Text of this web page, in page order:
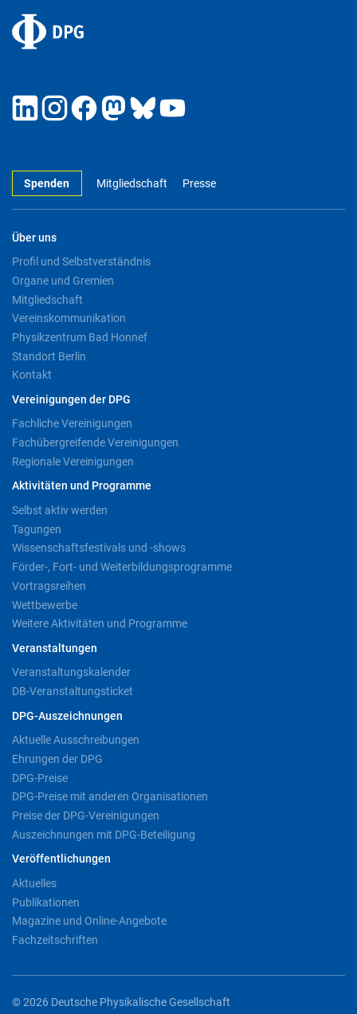
Spenden Mitgliedschaft Presse
Über uns
Profil und Selbstverständnis
Organe und Gremien
Mitgliedschaft
Vereinskommunikation
Physikzentrum Bad Honnef
Standort Berlin
Kontakt
Vereinigungen der DPG
Fachliche Vereinigungen
Fachübergreifende Vereinigungen
Regionale Vereinigungen
Aktivitäten und Programme
Selbst aktiv werden
Tagungen
Wissenschaftsfestivals und -shows
Förder-, Fort- und Weiterbildungsprogramme
Vortragsreihen
Wettbewerbe
Weitere Aktivitäten und Programme
Veranstaltungen
Veranstaltungskalender
DB-Veranstaltungsticket
DPG-Auszeichnungen
Aktuelle Ausschreibungen
Ehrungen der DPG
DPG-Preise
DPG-Preise mit anderen Organisationen
Preise der DPG-Vereinigungen
Auszeichnungen mit DPG-Beteiligung
Veröffentlichungen
Aktuelles
Publikationen
Magazine und Online-Angebote
Fachzeitschriften
© 2026 Deutsche Physikalische Gesellschaft